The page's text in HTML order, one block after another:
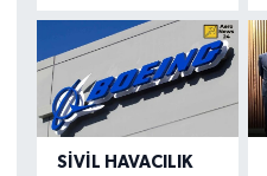
SIVIL HAVACILIK